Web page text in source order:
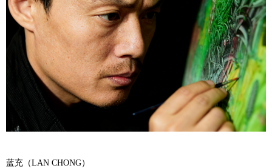
蓝充（LAN CHONG）